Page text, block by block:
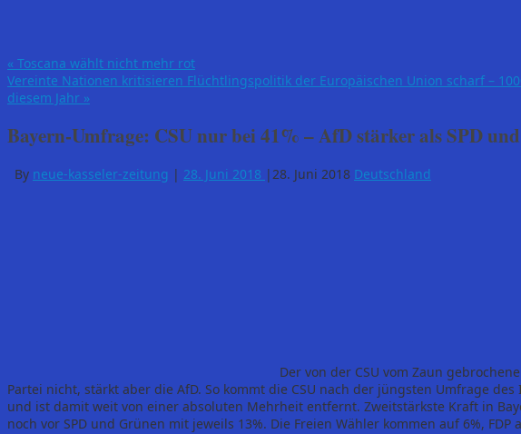
« Toscana wählt nicht mehr rot
Vereinte Nationen kritisieren Flüchtlingspolitik der Europäischen Union scharf –
diesem Jahr »
Bayern-Umfrage: CSU nur bei 41% – AfD stärker als SPD
By neue-kasseler-zeitung | 28. Juni 2018 |28. Juni 2018 Deutschland
Der von der CSU vom Zaun
Partei nicht, stärkt aber die AfD. So kommt die CSU nach der jüngsten Umfrage
und ist damit weit von einer absoluten Mehrheit entfernt. Zweitstärkste Kraft in
noch vor SPD und Grünen mit jeweils 13%. Die Freien Wähler kommen auf 6%,